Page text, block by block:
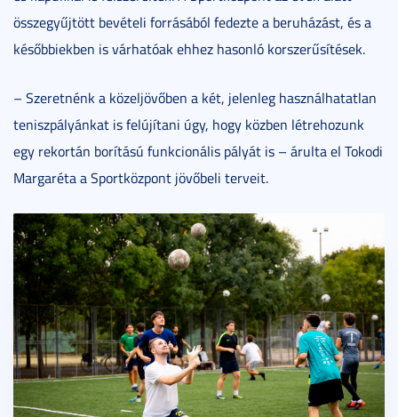
összegyűjtött bevételi forrásából fedezte a beruházást, és a
későbbiekben is várhatóak ehhez hasonló korszerűsítések.
– Szeretnénk a közeljövőben a két, jelenleg használhatatlan
teniszpályánkat is felújítani úgy, hogy közben létrehozunk
egy rekortán borítású funkcionális pályát is – árulta el Tokodi
Margaréta a Sportközpont jövőbeli terveit.